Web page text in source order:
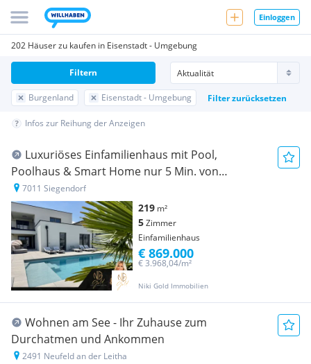
Einloggen
202 Häuser zu kaufen in Eisenstadt - Umgebung
Burgenland Eisenstadt - Umgebung Filter zurücksetzen
Filtern
Infos zur Reihung der Anzeigen
Luxuriöses Einfamilienhaus mit Pool,
Poolhaus & Smart Home nur 5 Min. von
Eisenstadt entfernt
7011 Siegendorf
219 m²
5Zimmer
Einfamilienhaus
Niki Gold Immobilien
€ 3.968,04/m²
€ 869.000
Wohnen am See - Ihr Zuhause zum
Durchatmen und Ankommen
2491 Neufeld an der Leitha